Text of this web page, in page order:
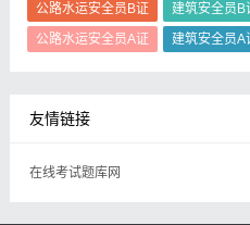
公路水运安全员B证
建筑安全员B
公路水运安全员A证
建筑安全员A
友情链接
在线考试题库网